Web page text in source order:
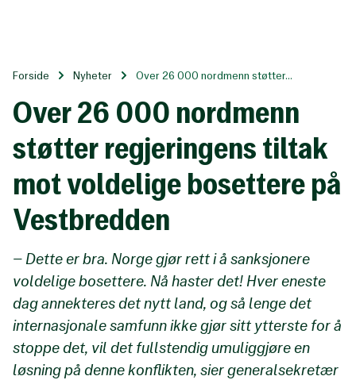
Forside Nyheter Over 26 000 nordmenn støtter...
Over 26 000 nordmenn
støtter regjeringens tiltak
mot voldelige bosettere på
Vestbredden
– Dette er bra. Norge gjør rett i å sanksjonere
voldelige bosettere. Nå haster det! Hver eneste
dag annekteres det nytt land, og så lenge det
internasjonale samfunn ikke gjør sitt ytterste for å
stoppe det, vil det fullstendig umuliggjøre en
løsning på denne konflikten, sier generalsekretær